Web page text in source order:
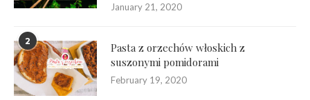
January 21, 2020
2
Pasta z orzechów włoskich z
suszonymi pomidorami
February 19, 2020